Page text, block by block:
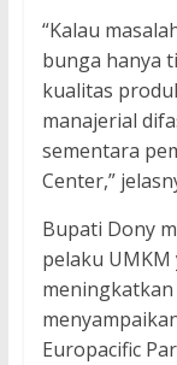
“Kalau
bunga hanya
kualitas
manajerial
sementara
Center,”
Bupati Dony
pelaku
meningkatkan
Europacific